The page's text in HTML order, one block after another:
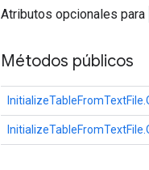
Atributos opcionales para
Métodos públicos